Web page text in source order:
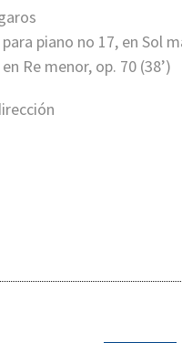
piano no 17, en Sol
Re menor, op. 70 (38’)